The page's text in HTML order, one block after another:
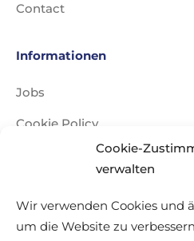
Cookie-
verwalten
Wir verwenden Cookies und
um die Website zu
Contact
Informationen
Jobs
Cookie Policy